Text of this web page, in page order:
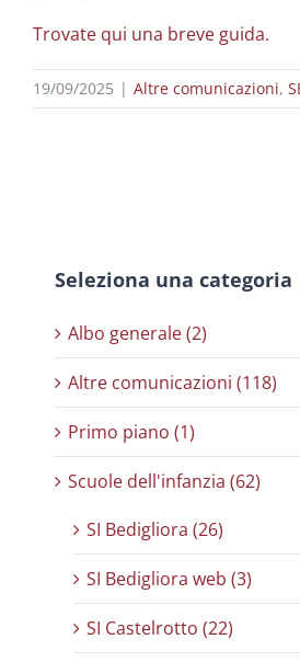
Trovate qui una breve guida.
19/09/2025 | Altre comunicazioni,
Seleziona una categoria
Albo generale (2)
Altre comunicazioni (118)
Primo piano (1)
Scuole dell'infanzia (62)
SI Bedigliora (26)
SI Bedigliora web (3)
SI Castelrotto (22)